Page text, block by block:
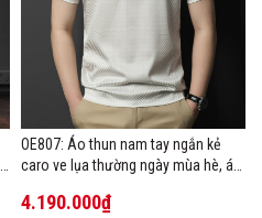
OE807: Áo thun nam tay ngắn kẻ
caro ve lụa thường ngày mùa hè, áo
4.190.000₫